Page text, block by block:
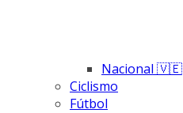
Nacional 🇻🇪
Ciclismo
Fútbol